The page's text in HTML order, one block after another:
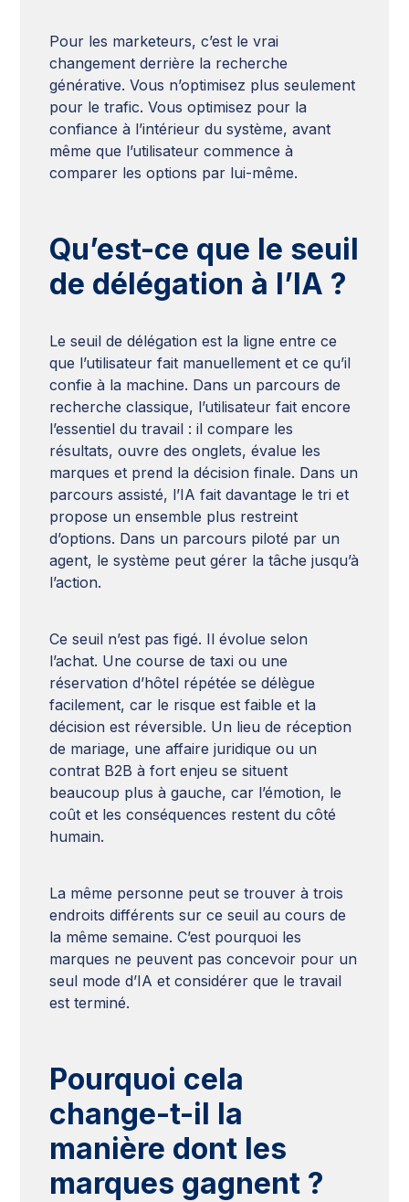
Pour les marketeurs, c’est le vrai
changement derrière la recherche
générative. Vous n’optimisez plus seulement
pour le trafic. Vous optimisez pour la
confiance à l’intérieur du système, avant
même que l’utilisateur commence à
comparer les options par lui-même.
Qu’est-ce que le seuil
de délégation à l’IA ?
Le seuil de délégation est la ligne entre ce
que l’utilisateur fait manuellement et ce qu’il
confie à la machine. Dans un parcours de
recherche classique, l’utilisateur fait encore
l’essentiel du travail : il compare les
résultats, ouvre des onglets, évalue les
marques et prend la décision finale. Dans un
parcours assisté, l’IA fait davantage le tri et
propose un ensemble plus restreint
d’options. Dans un parcours piloté par un
agent, le système peut gérer la tâche jusqu’à
l’action.
Ce seuil n’est pas figé. Il évolue selon
l’achat. Une course de taxi ou une
réservation d’hôtel répétée se délègue
facilement, car le risque est faible et la
décision est réversible. Un lieu de réception
de mariage, une affaire juridique ou un
contrat B2B à fort enjeu se situent
beaucoup plus à gauche, car l’émotion, le
coût et les conséquences restent du côté
humain.
La même personne peut se trouver à trois
endroits différents sur ce seuil au cours de
la même semaine. C’est pourquoi les
marques ne peuvent pas concevoir pour un
seul mode d’IA et considérer que le travail
est terminé.
Pourquoi cela
change-t-il la
manière dont les
marques gagnent ?